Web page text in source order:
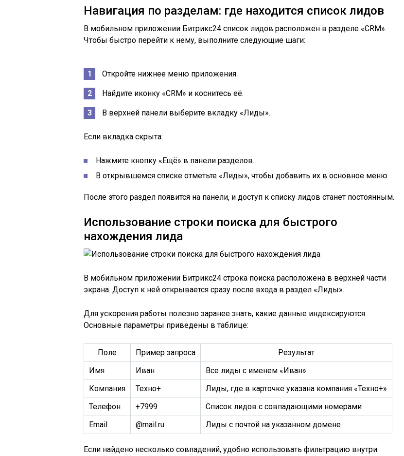
Навигация по разделам: где находится список лидов
В мобильном приложении Битрикс24 список лидов расположен в разделе «CRM».
Чтобы быстро перейти к нему, выполните следующие шаги:
Откройте нижнее меню приложения.
Найдите иконку «CRM» и коснитесь её.
В верхней панели выберите вкладку «Лиды».
Если вкладка скрыта:
Нажмите кнопку «Ещё» в панели разделов.
В открывшемся списке отметьте «Лиды», чтобы добавить их в основное меню.
После этого раздел появится на панели, и доступ к списку лидов станет постоянным.
Использование строки поиска для быстрого
нахождения лида
В мобильном приложении Битрикс24 строка поиска расположена в верхней части
экрана. Доступ к ней открывается сразу после входа в раздел «Лиды».
Для ускорения работы полезно заранее знать, какие данные индексируются.
Основные параметры приведены в таблице:
Поле Пример запроса
Результат
Имя
Иван
Все лиды с именем «Иван»
Компания
Техно+
Лиды, где в карточке указана компания «Техно+»
Телефон
+7999
Список лидов с совпадающими номерами
Email
@mail.ru Лиды с почтой на указанном домене
Если найдено несколько совпадений, удобно использовать фильтрацию внутри